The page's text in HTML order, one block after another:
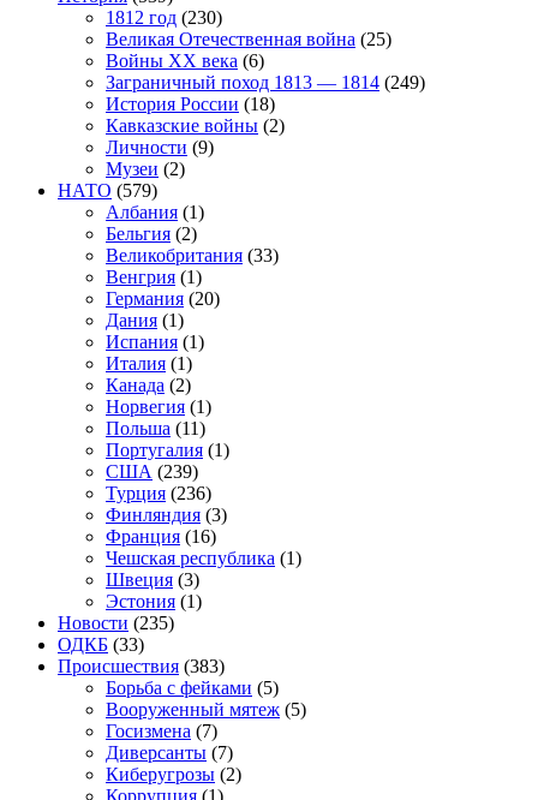
1812 год (230)
Великая Отечественная война (25)
Войны XX века (6)
Заграничный поход 1813 — 1814 (249)
История России (18)
Кавказские войны (2)
Личности (9)
Музеи (2)
НАТО (579)
Албания (1)
Бельгия (2)
Великобритания (33)
Венгрия (1)
Германия (20)
Дания (1)
Испания (1)
Италия (1)
Канада (2)
Норвегия (1)
Польша (11)
Португалия (1)
США (239)
Турция (236)
Финляндия (3)
Франция (16)
Чешская республика (1)
Швеция (3)
Эстония (1)
Новости (235)
ОДКБ (33)
Происшествия (383)
Борьба с фейками (5)
Вооруженный мятеж (5)
Госизмена (7)
Диверсанты (7)
Киберугрозы (2)